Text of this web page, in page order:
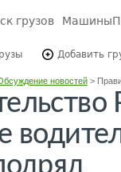
грузов Машины
Добавить
новостей>